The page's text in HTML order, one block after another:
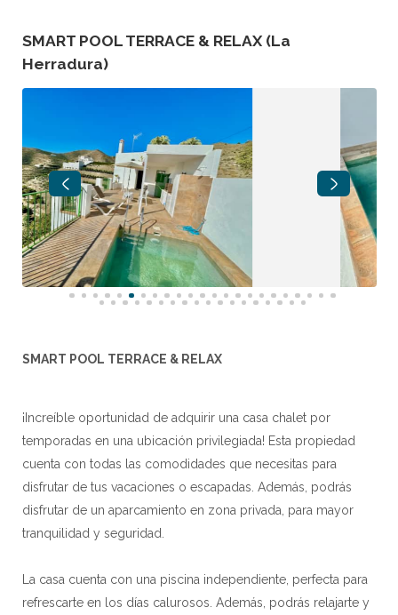
SMART POOL TERRACE & RELAX (La
Herradura)
SMART POOL TERRACE & RELAX
¡Increíble oportunidad de adquirir una casa chalet por
temporadas en una ubicación privilegiada! Esta propiedad
cuenta con todas las comodidades que necesitas para
disfrutar de tus vacaciones o escapadas. Además, podrás
disfrutar de un aparcamiento en zona privada, para mayor
tranquilidad y seguridad.
La casa cuenta con una piscina independiente, perfecta para
refrescarte en los días calurosos. Además, podrás relajarte y